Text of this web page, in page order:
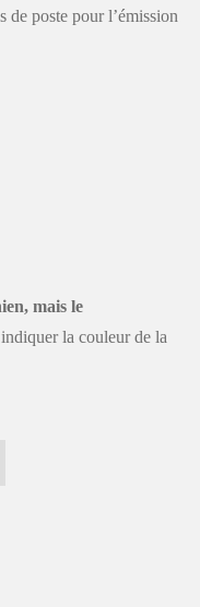
de poste pour l’émission
mais le
la couleur de la